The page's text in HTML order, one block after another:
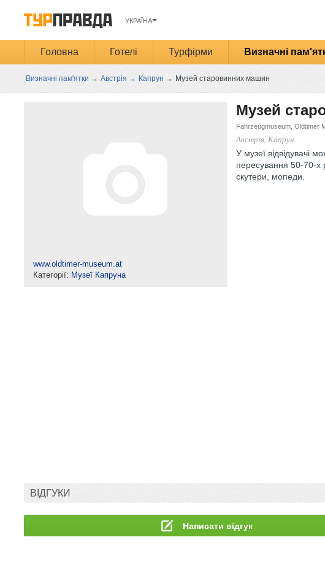
УКРАЇНА
Головна Готелі Турфірми Визначні
Визначні пам'ятки → Австрія → Капрун → Музей старовинних машин
www.oldtimer-museum.at
Категорії: Музеї Капруна
Музей
Fahrzeugmuseum, Oldtimer
Австрія, Капрун
У музеї відвідувачі
пересування 50-70-х
скутери, мопеди.
ВІДГУКИ
Написати відгук